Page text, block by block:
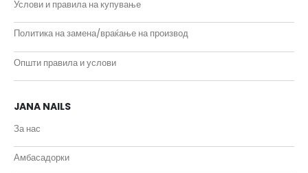
Услови и правила на купување
Политика на замена/враќање на производ
Општи правила и услови
JANA NAILS
За нас
Амбасадорки